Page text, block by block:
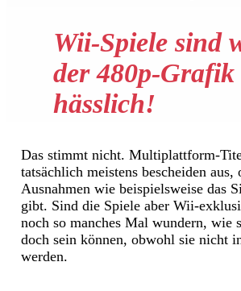
Wii-Spiele sind
der 480p-Grafik
hässlich!
Das stimmt nicht. Multiplattform-
tatsächlich meistens bescheiden aus,
Ausnahmen wie beispielsweise das
gibt. Sind die Spiele aber Wii-
noch so manches Mal wundern, wie
doch sein können, obwohl sie nicht
werden.